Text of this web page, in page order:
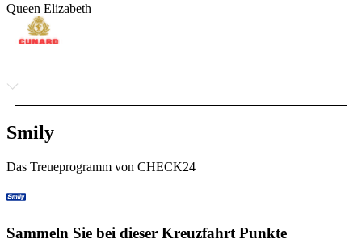
Queen Elizabeth
Smily
Das Treueprogramm von CHECK24
Sammeln Sie bei dieser Kreuzfahrt Punkte